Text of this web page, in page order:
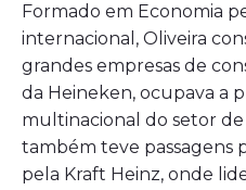
Formado em Economia
internacional, Oliveira
grandes empresas de
da Heineken, ocupava a
multinacional do setor
também teve passagens
pela Kraft Heinz, onde